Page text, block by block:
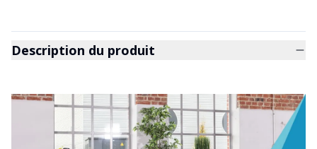
Description du produit